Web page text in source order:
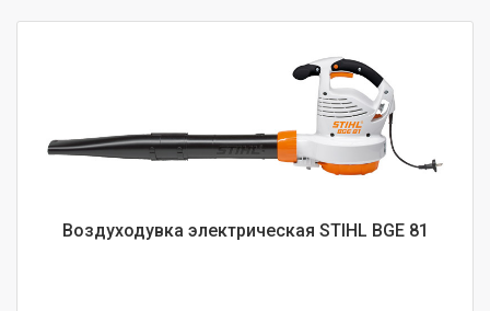
Воздуходувка электрическая STIHL BGE 81